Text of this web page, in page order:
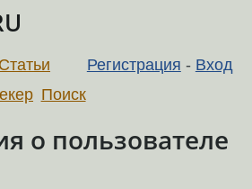
Регистрация - Вход
Статьи
Поиск
о пользователе